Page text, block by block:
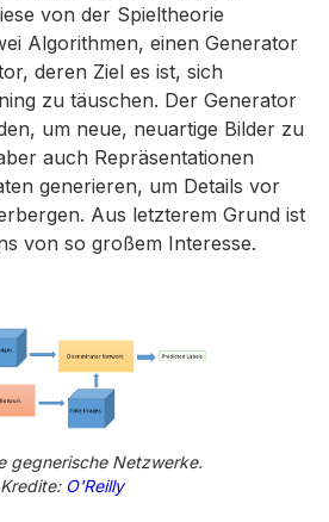
von der Spieltheorie
Algorithmen, einen Generator
deren Ziel es ist, sich
zu täuschen. Der Generator
um neue, neuartige Bilder zu
auch Repräsentationen
generieren, um Details vor
Aus letzterem Grund ist
von so großem Interesse.
gegnerische Netzwerke.
Kredite: O'Reilly